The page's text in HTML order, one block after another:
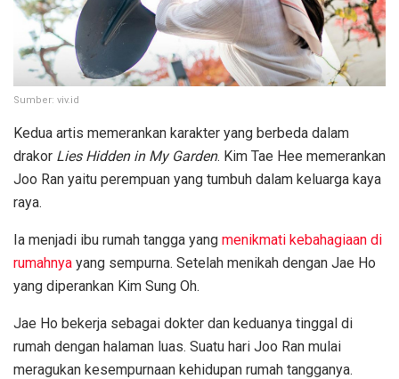
Sumber: viv.id
Kedua artis memerankan karakter yang berbeda dalam
drakor Lies Hidden in My Garden. Kim Tae Hee memerankan
Joo Ran yaitu perempuan yang tumbuh dalam keluarga kaya
raya.
Ia menjadi ibu rumah tangga yang menikmati kebahagiaan di
rumahnya yang sempurna. Setelah menikah dengan Jae Ho
yang diperankan Kim Sung Oh.
Jae Ho bekerja sebagai dokter dan keduanya tinggal di
rumah dengan halaman luas. Suatu hari Joo Ran mulai
meragukan kesempurnaan kehidupan rumah tangganya.